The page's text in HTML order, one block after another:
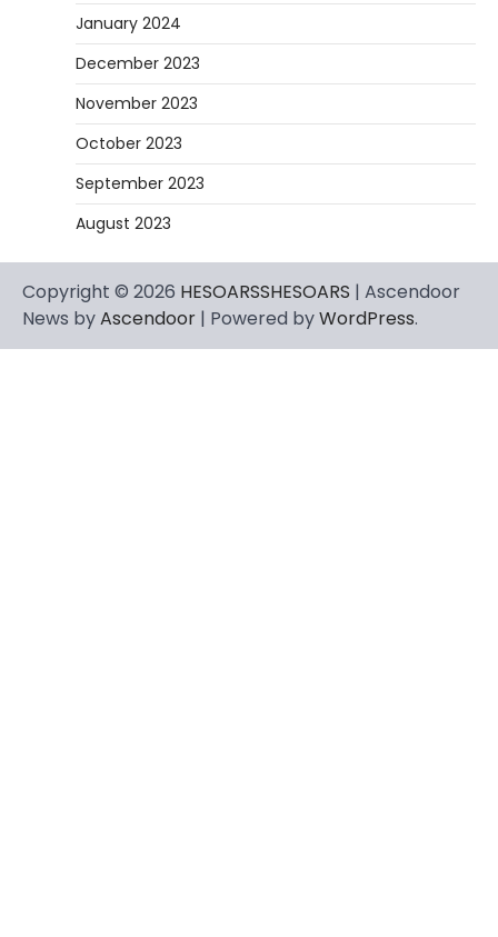
January 2024
December 2023
November 2023
October 2023
September 2023
August 2023
Copyright © 2026 HESOARSSHESOARS | Ascendoor
News byAscendoor | Powered byWordPress.